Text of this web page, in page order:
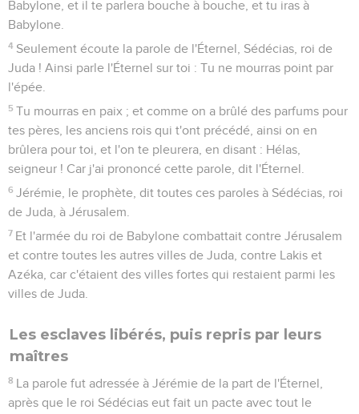
Babylone, et il te parlera bouche à bouche, et tu iras à
Babylone.
4 Seulement écoute la parole de l'Éternel, Sédécias, roi de
Juda ! Ainsi parle l'Éternel sur toi : Tu ne mourras point par
l'épée.
5 Tu mourras en paix ; et comme on a brûlé des parfums pour
tes pères, les anciens rois qui t'ont précédé, ainsi on en
brûlera pour toi, et l'on te pleurera, en disant : Hélas,
seigneur ! Car j'ai prononcé cette parole, dit l'Éternel.
6 Jérémie, le prophète, dit toutes ces paroles à Sédécias, roi
de Juda, à Jérusalem.
7 Et l'armée du roi de Babylone combattait contre Jérusalem
et contre toutes les autres villes de Juda, contre Lakis et
Azéka, car c'étaient des villes fortes qui restaient parmi les
villes de Juda.
Les esclaves libérés, puis repris par leurs
maîtres
8 La parole fut adressée à Jérémie de la part de l'Éternel,
après que le roi Sédécias eut fait un pacte avec tout le